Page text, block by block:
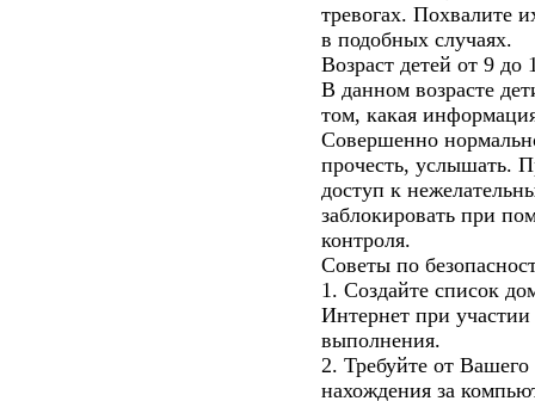
тревогах. Похвалите
в подобных случаях.
Возраст детей от 9 до
В данном возрасте
том, какая
Совершенно
прочесть, услышать.
доступ к
заблокировать при
контроля.
Советы по
1. Создайте список
Интернет при участии
выполнения.
2. Требуйте от
нахождения за